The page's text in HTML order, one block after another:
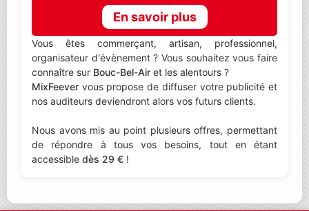
En savoir plus
Vous êtes commerçant, artisan, professionnel,
organisateur d'évènement ? Vous souhaitez vous faire
connaître sur Bouc-Bel-Air et les alentours ?
MixFeever vous propose de diffuser votre publicité et
nos auditeurs deviendront alors vos futurs clients.
Nous avons mis au point plusieurs offres, permettant
de répondre à tous vos besoins, tout en étant
accessible dès 29 € !